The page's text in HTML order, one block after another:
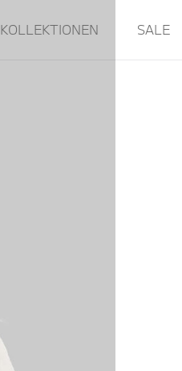
KOLLEKTIONEN SALE